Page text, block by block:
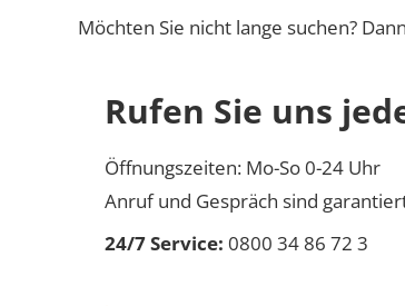
Möchten Sie nicht lange suchen?
Rufen Sie uns
Öffnungszeiten: Mo-So 0-24 Uhr
Anruf und Gespräch sind
24/7 Service: 0800 34 86 72 3